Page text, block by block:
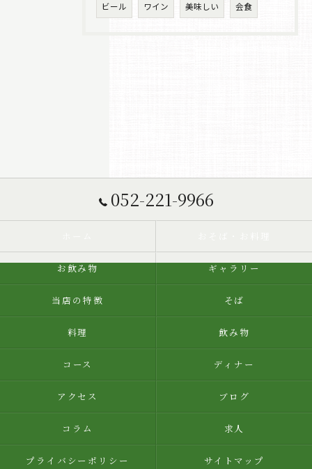
ビール ワイン 美味しい 会食
052-221-9966
お飲み物 ギャラリー
当店の特徴 そば
料理 飲み物
コース ディナー
アクセス ブログ
コラム 求人
プライバシーポリシー サイトマップ